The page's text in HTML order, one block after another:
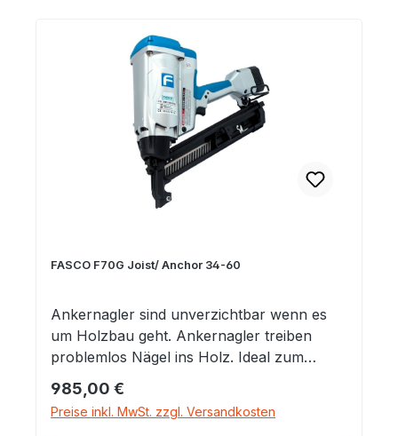
Tiefenregelung Einzelschuss und
Kontaktauslösung
FASCO F70G Joist/ Anchor 34-60
Ankernagler sind unverzichtbar wenn es
um Holzbau geht. Ankernagler treiben
problemlos Nägel ins Holz. Ideal zum
Balkenverbinder, Windrispen,
Sparrenfußbeschläge. In jeden Fall ist eine
Regulärer Preis:
985,00 €
Preise inkl. MwSt. zzgl. Versandkosten